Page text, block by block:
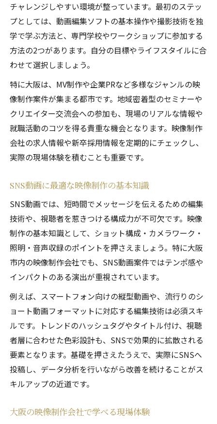
大阪映像制作会社への応募から就職までの
流れ
映像制作業界で働くための必須準備リスト
SNS動画制作を活かした大阪市での就職術
大阪のMV制作会社で働く魅力と注意点
SNS時代を生き抜く映像制作の必須スキルとは
SNS動画制作で役立つ映像制作の基本スキ
ル
大阪で映像制作を学ぶべき理由とメリット
SNS向け映像制作で重視される編集力とは
大阪の映像制作会社で身につけたい技術
映像クリエイター転職で押さえる大阪市のポイ
ント
映像制作会社転職で注目の大阪市求人事情
大阪市で映像制作クリエイターに転職する
秘訣
SNS動画制作経験を活かす転職活動の進め
方
映像制作会社選びで失敗しないチェックリ
スト
大阪映像制作会社の福利厚生と働きやすさ
チャレンジしやすい環境が整っています。最初のステッ
プとしては、動画編集ソフトの基本操作や撮影技術を独
学で学ぶ方法と、専門学校やワークショップに参加する
方法の2つがあります。自分の目標やライフスタイルに合
わせて選択しましょう。
特に大阪は、MV制作や企業PRなど多様なジャンルの映
像制作案件が集まる都市です。地域密着型のセミナーや
クリエイター交流会への参加も、現場のリアルな情報や
就職活動のコツを得る貴重な機会となります。映像制作
会社の求人情報や新卒採用情報を定期的にチェックし、
実際の現場体験を積むことも重要です。
SNS動画に最適な映像制作の基本知識
SNS動画では、短時間でメッセージを伝えるための編集
技術や、視聴者を惹きつける構成力が不可欠です。映像
制作の基本知識として、ショット構成・カメラワーク・
照明・音声収録のポイントを押さえましょう。特に大阪
市内の映像制作会社でも、SNS動画案件ではテンポ感や
インパクトのある演出が重視されています。
例えば、スマートフォン向けの縦型動画や、流行りのシ
ョート動画フォーマットに対応する編集技術は必須スキ
ルです。トレンドのハッシュタグやタイトル付け、視聴
者層に合わせた色彩設計も、SNSで効果的に拡散される
要素となります。基礎を押さえたうえで、実際にSNSへ
投稿し、データ分析を行いながら改善を続けることがス
キルアップの近道です。
大阪の映像制作会社で学べる現場体験